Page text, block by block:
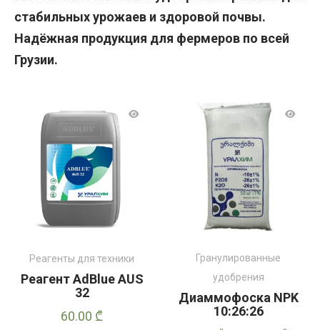
стабильных урожаев и здоровой почвы.
Надёжная продукция для фермеров по всей
Грузии.
Реагенты для техники
Реагент AdBlue AUS
32
60.00 ₾
Гранулированные
удобрения
Диаммофоска NPK
10:26:26